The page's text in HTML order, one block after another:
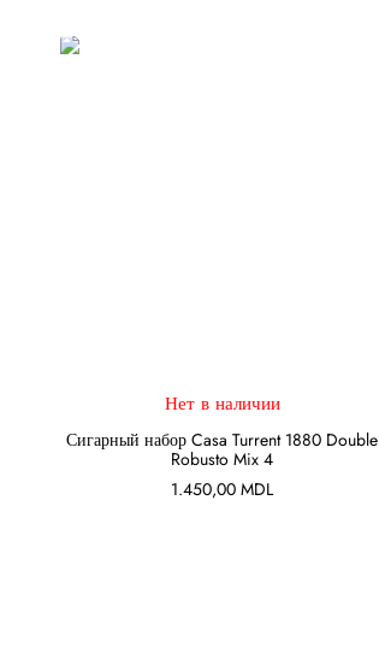
ПОДРОБНЕЕ
Нет в наличии
Сигарный набор Casa Turrent 1880 Double
Robusto Mix 4
1.450,00MDL